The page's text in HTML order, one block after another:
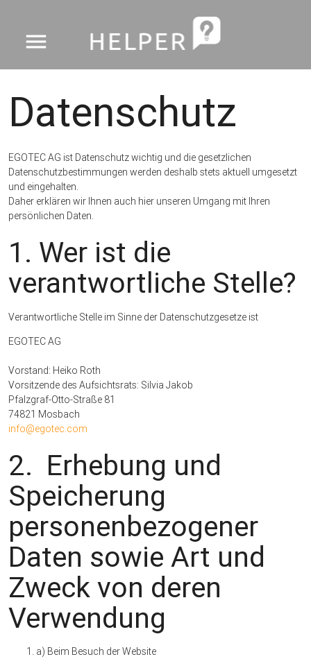
menu
Datenschutz
EGOTEC AG ist Datenschutz wichtig und die gesetzlichen
Datenschutzbestimmungen werden deshalb stets aktuell umgesetzt
und eingehalten.
Daher erklären wir Ihnen auch hier unseren Umgang mit Ihren
persönlichen Daten.
1. Wer ist die
verantwortliche Stelle?
Verantwortliche Stelle im Sinne der Datenschutzgesetze ist
EGOTEC AG
Vorstand: Heiko Roth
Vorsitzende des Aufsichtsrats: Silvia Jakob
Pfalzgraf-Otto-Straße 81
74821 Mosbach
info@egotec.com
2. Erhebung und
Speicherung
personenbezogener
Daten sowie Art und
Zweck von deren
Verwendung
a) Beim Besuch der Website